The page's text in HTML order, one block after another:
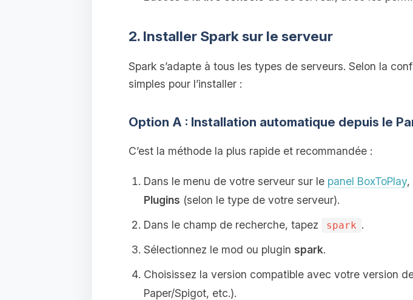
2. Installer Spark sur le serveur
Spark s’adapte à tous les types de serveurs. Selon la
simples pour l’installer :
Option A : Installation automatique depuis le
C’est la méthode la plus rapide et recommandée :
Dans le menu de votre serveur sur le panel BoxToPlay,
Plugins (selon le type de votre serveur).
Dans le champ de recherche, tapez
spark .
Sélectionnez le mod ou plugin spark.
Choisissez la version compatible avec votre version
Paper/Spigot, etc.).